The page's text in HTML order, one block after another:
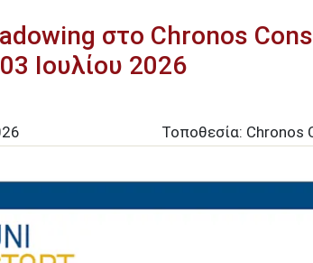
στο Chronos
Ιουλίου 2026
Τοποθεσία: Chronos